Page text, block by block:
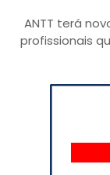
ANTT terá
profissionais